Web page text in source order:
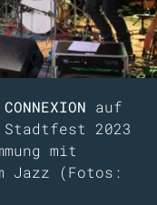
auf
2023
mit
Jazz (Fotos: